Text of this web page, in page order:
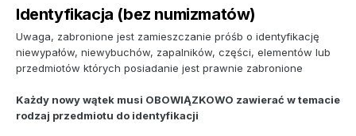
Identyfikacja (bez numizmatów)
Uwaga, zabronione jest zamieszczanie próśb o identyfikację
niewypałów, niewybuchów, zapalników, części, elementów lub
przedmiotów których posiadanie jest prawnie zabronione
Każdy nowy wątek musi OBOWIĄZKOWO zawierać w temacie
rodzaj przedmiotu do identyfikacji